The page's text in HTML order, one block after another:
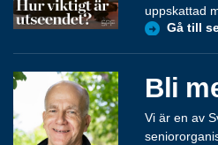
uppskattad
Gå till
Bli
Vi är en av